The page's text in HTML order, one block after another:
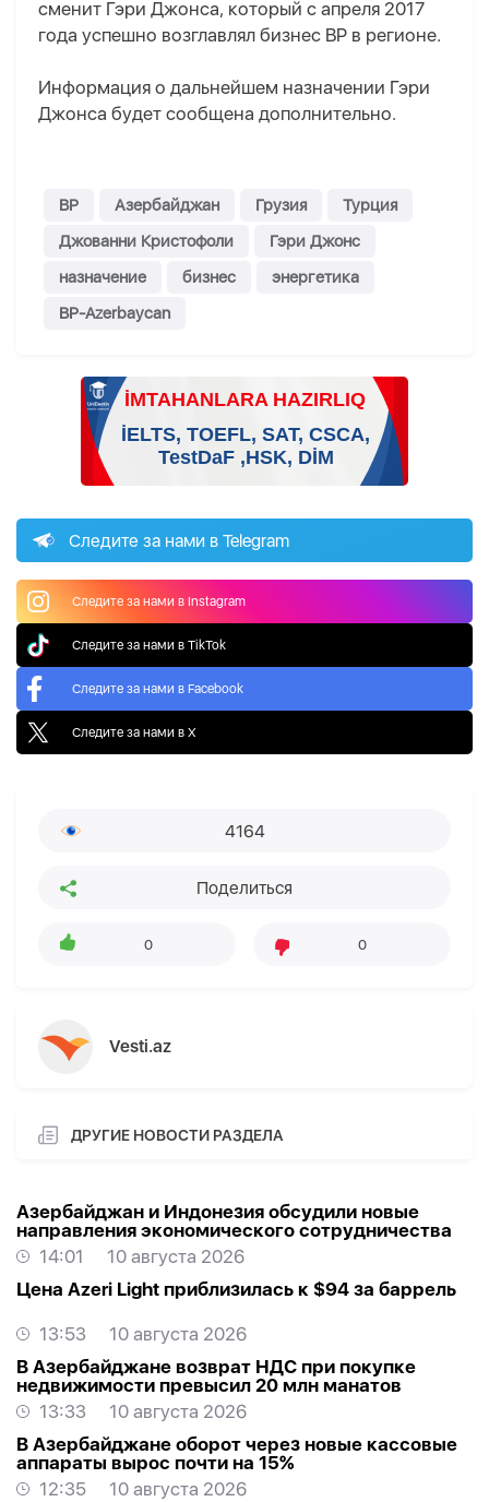
сменит Гэри Джонса, который с апреля 2017
года успешно возглавлял бизнес BP в регионе.
Информация о дальнейшем назначении Гэри
Джонса будет сообщена дополнительно.
BP Азербайджан Грузия
Турция
Джованни Кристофоли
Гэри Джонс
назначение
бизнес
энергетика
BP-Azerbaycan
Следите за нами в Telegram
Следите за нами в Instagram
Следите за нами в TikTok
Следите за нами в Facebook
Следите за нами в X
4164
Поделиться
0 0
Vesti.az
ДРУГИЕ НОВОСТИ РАЗДЕЛА
Азербайджан и Индонезия обсудили новые
направления экономического сотрудничества
14:01
10 августа 2026
Цена Azeri Light приблизилась к $94 за баррель
13:53
10 августа 2026
В Азербайджане возврат НДС при покупке
недвижимости превысил 20 млн манатов
13:33
10 августа 2026
В Азербайджане оборот через новые кассовые
аппараты вырос почти на 15%
12:35
10 августа 2026